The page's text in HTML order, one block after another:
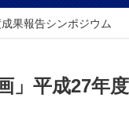
果報告シンポジウム
」平成27年